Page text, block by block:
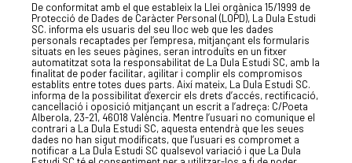
De conformitat amb el que estableix la Llei orgànica 15/1999 de
Protecció de Dades de Caràcter Personal (LOPD), La Dula Estudi
SC. informa els usuaris del seu lloc web que les dades
personals recaptades per l’empresa, mitjançant els formularis
situats en les seues pàgines, seran introduïts en un fitxer
automatitzat sota la responsabilitat de La Dula Estudi SC, amb la
finalitat de poder facilitar, agilitar i complir els compromisos
establits entre totes dues parts. Així mateix, La Dula Estudi SC.
informa de la possibilitat d’exercir els drets d’accés, rectificació,
cancel·lació i oposició mitjançant un escrit a l’adreça: C/Poeta
Alberola, 23-21, 46018 València. Mentre l’usuari no comunique el
contrari a La Dula Estudi SC, aquesta entendrà que les seues
dades no han sigut modificats, que l’usuari es compromet a
notificar a La Dula Estudi SC qualsevol variació i que La Dula
LA DULA